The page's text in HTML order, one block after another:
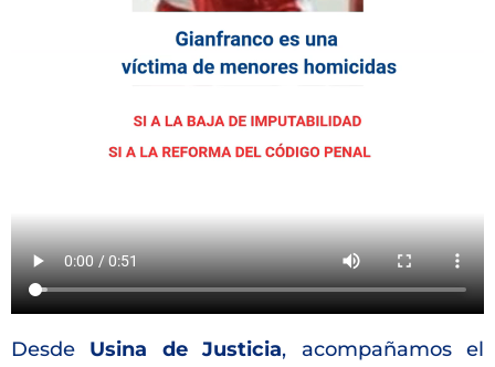
Desde Usina de Justicia, acompañamos el